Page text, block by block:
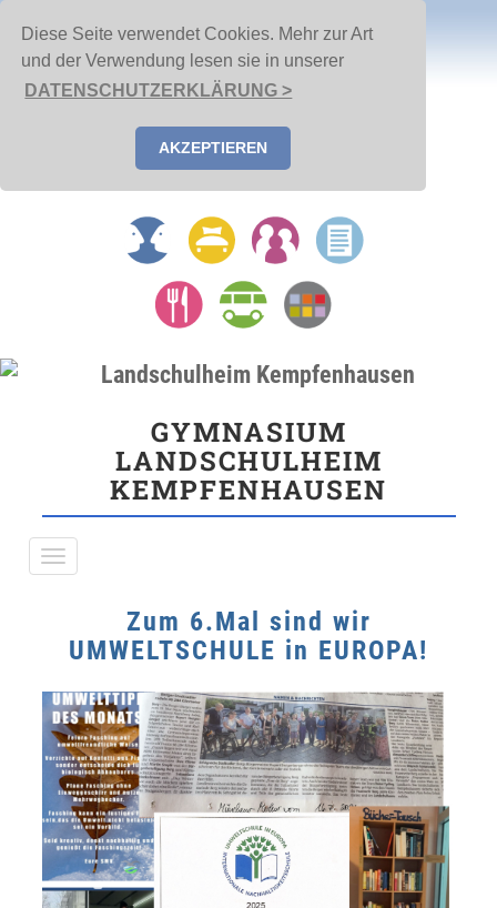
Diese Seite verwendet Cookies. Mehr zur Art
und der Verwendung lesen sie in unserer
DATENSCHUTZERKLÄRUNG >
AKZEPTIEREN
GYMNASIUM
LANDSCHULHEIM
KEMPFENHAUSEN
Zum 6.Mal sind wir
UMWELTSCHULE in EUROPA!